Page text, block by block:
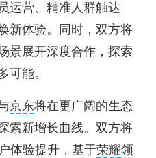
运营、精准人群触达
新体验。同时，双方将
景展开深度合作，探索
可能。
京东将在更广阔的生态
索新增长曲线。双方将
体验提升，基于荣耀领